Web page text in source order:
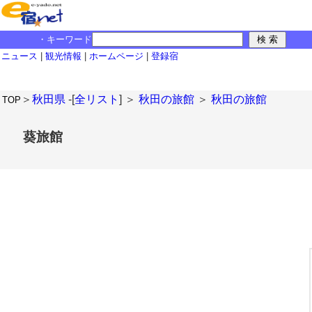
・キーワード
ニュース
観光情報 ホームページ 登録宿
TOP ＞ 秋田県 -[全リスト ] ＞ 秋田の旅館 ＞ 秋田の旅館
葵旅館